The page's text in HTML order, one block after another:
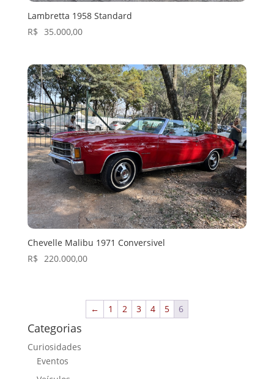
Lambretta 1958 Standard
R$ 35.000,00
Chevelle Malibu 1971 Conversivel
R$ 220.000,00
← 1 2 3 4 5 6
Categorias
Curiosidades
Eventos